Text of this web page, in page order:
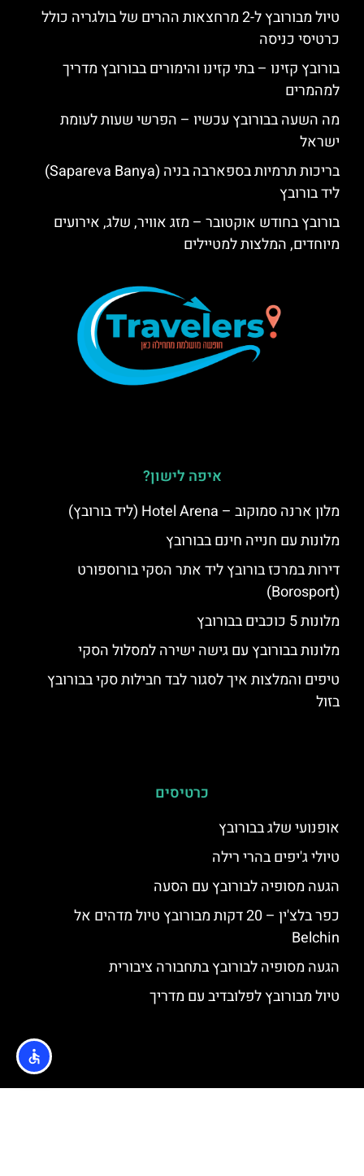
טיול מבורובץ ל-2 מרחצאות ההרים של בולגריה כולל
כרטיסי כניסה
בורובץ קזינו – בתי קזינו והימורים בבורובץ מדריך
למהמרים
מה השעה בבורובץ עכשיו – הפרשי שעות לעומת
ישראל
בריכות תרמיות בספארבה בניה (Sapareva Banya)
ליד בורובץ
בורובץ בחודש אוקטובר – מזג אוויר, שלג, אירועים
מיוחדים, המלצות למטיילים
איפה לישון?
מלון ארנה סמוקוב – Hotel Arena (ליד בורובץ)
מלונות עם חנייה חינם בבורובץ
דירות במרכז בורובץ ליד אתר הסקי בורוספורט
(Borosport)
מלונות 5 כוכבים בבורובץ
מלונות בבורובץ עם גישה ישירה למסלול הסקי
טיפים והמלצות איך לסגור לבד חבילות סקי בבורובץ
בזול
כרטיסים
אופנועי שלג בבורובץ
טיולי ג'יפים בהרי רילה
הגעה מסופיה לבורובץ עם הסעה
כפר בלצ'ין – 20 דקות מבורובץ טיול מדהים אל
Belchin
הגעה מסופיה לבורובץ בתחבורה ציבורית
טיול מבורובץ לפלובדיב עם מדריך